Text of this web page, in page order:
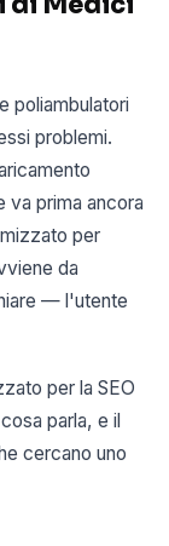
poliambulatori
problemi.
va prima ancora
per
da
— l'utente
per la SEO
parla, e il
cercano uno